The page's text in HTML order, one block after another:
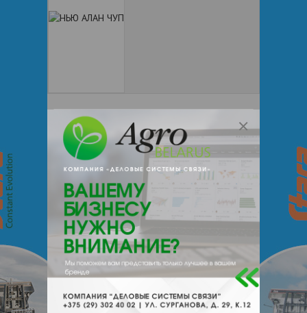
+ 375Показать телефоны
e-mail:a:2:{s:5:"VALUE";a:0:
{}s:11:"DESCRIPTION";a:0:{}}
220092, , , , Минск, пер Тучинский 2-
13
Отзывы Еще